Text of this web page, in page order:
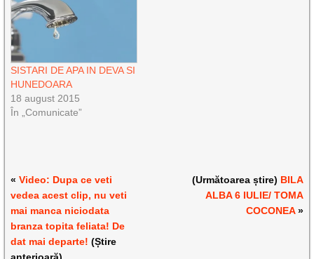
SISTARI DE APA IN DEVA SI
HUNEDOARA
18 august 2015
În „Comunicate”
«Video: Dupa ce veti
vedea acest clip, nu veti
mai manca niciodata
branza topita feliata! De
dat mai departe! (Știre
(Următoarea știre) BILA
ALBA 6 IULIE/ TOMA
COCONEA»